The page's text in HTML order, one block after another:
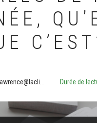
lawrence@lacli… Durée de